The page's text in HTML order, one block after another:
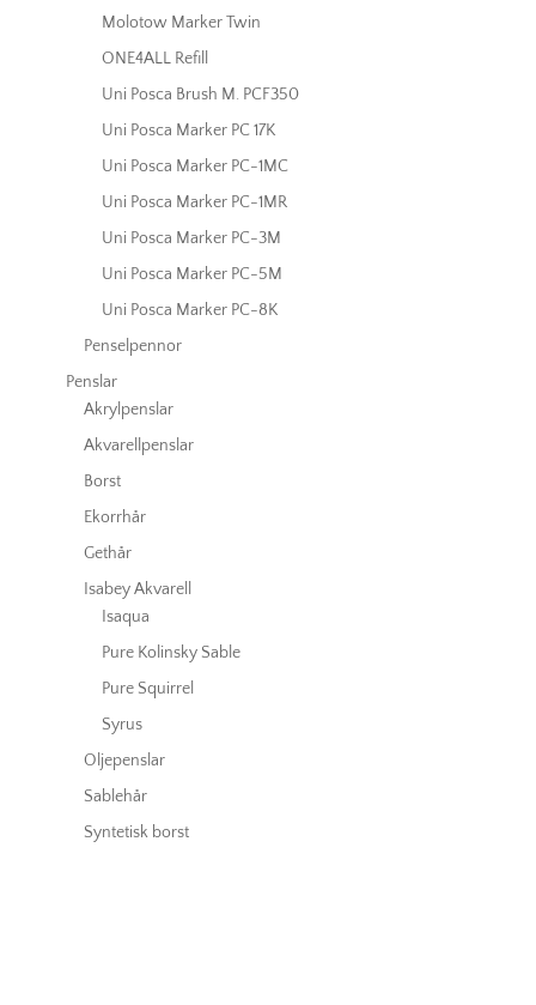
Molotow Marker Twin
ONE4ALL Refill
Uni Posca Brush M. PCF350
Uni Posca Marker PC 17K
Uni Posca Marker PC-1MC
Uni Posca Marker PC-1MR
Uni Posca Marker PC-3M
Uni Posca Marker PC-5M
Uni Posca Marker PC-8K
Penselpennor
Penslar
Akrylpenslar
Akvarellpenslar
Borst
Ekorrhår
Gethår
Isabey Akvarell
Isaqua
Pure Kolinsky Sable
Pure Squirrel
Syrus
Oljepenslar
Sablehår
Syntetisk borst